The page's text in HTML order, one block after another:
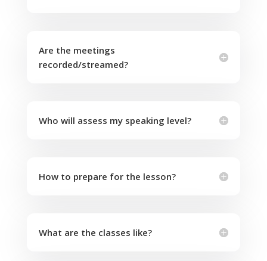
Are the meetings
recorded/streamed?
Who will assess my speaking level?
How to prepare for the lesson?
What are the classes like?